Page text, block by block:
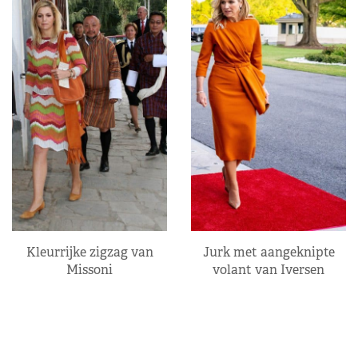
Kleurrijke zigzag van
Missoni
Jurk met aangeknipte
volant van Iversen